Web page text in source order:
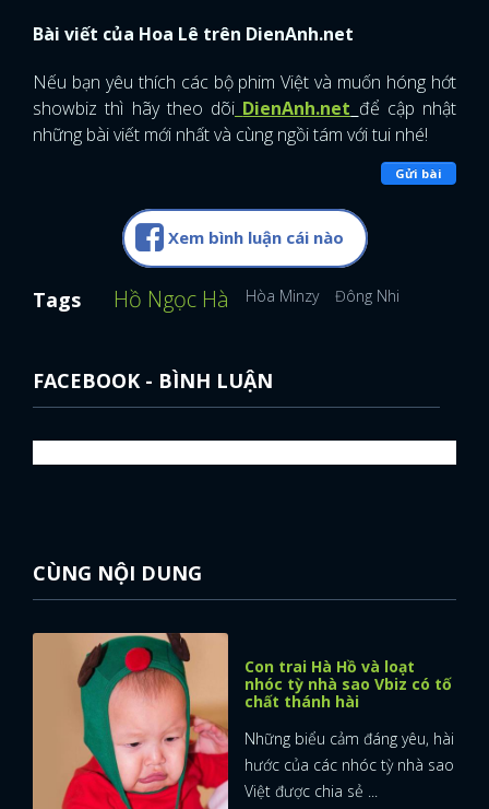
Bài viết của Hoa Lê trên DienAnh.net
Nếu bạn yêu thích các bộ phim Việt và muốn hóng hớt
showbiz thì hãy theo dõi DienAnh.net để cập nhật
những bài viết mới nhất và cùng ngồi tám với tui nhé!
Gửi bài
Xem bình luận cái nào
Tags Hồ Ngọc Hà Hòa Minzy Đông Nhi
FACEBOOK - BÌNH LUẬN
CÙNG NỘI DUNG
Con trai Hà Hồ và loạt
nhóc tỳ nhà sao Vbiz có tố
chất thánh hài
Những biểu cảm đáng yêu, hài
hước của các nhóc tỳ nhà sao
Việt được chia sẻ ...